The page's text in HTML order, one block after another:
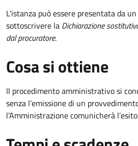
L'istanza può essere presentata da
sottoscrivere la Dichiarazione
dal procuratore.
Cosa si ottiene
Il procedimento amministrativo si
senza l’emissione di un
l’Amministrazione comunicherà